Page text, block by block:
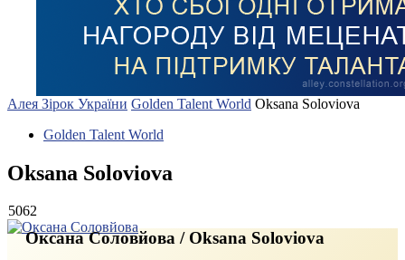
Алея Зірок України Golden Talent World Oksana Soloviova
Golden Talent World
Oksana Soloviova
5062
Оксана Соловйова / Oksana Soloviova